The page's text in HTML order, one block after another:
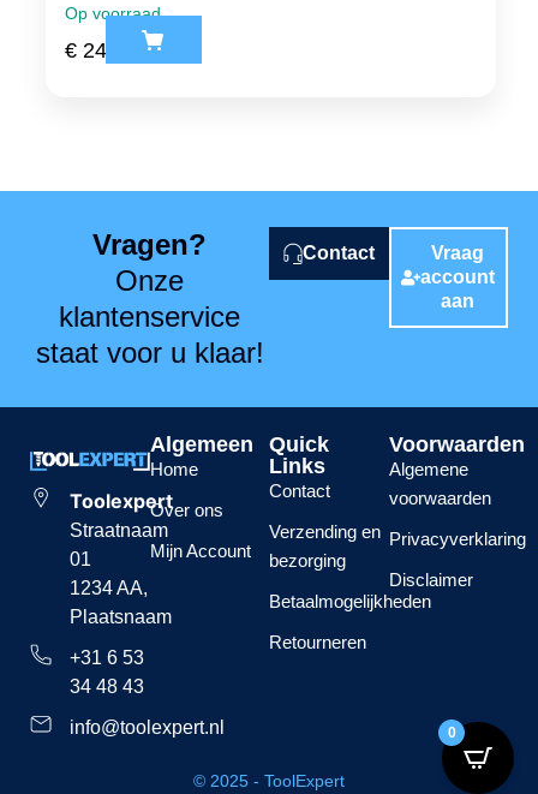
Op voorraad
€ 24,49 ex. btw
Vragen?
Onze
klantenservice
staat voor u klaar!
Contact
Vraag
account
aan
Toolexpert
Straatnaam
01
1234 AA,
Plaatsnaam
+31 6 53
34 48 43
info@toolexpert.nl
Algemeen
Home
Over ons
Mijn Account
Quick
Links
Contact
Verzending en
bezorging
Betaalmogelijkheden
Retourneren
Voorwaarden
Algemene
voorwaarden
Privacyverklaring
Disclaimer
© 2025 - ToolExpert
0